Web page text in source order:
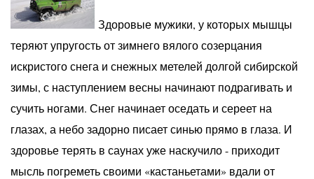
Здоровые мужики, у которых мышцы
теряют упругость от зимнего вялого созерцания
искристого снега и снежных метелей долгой сибирской
зимы, с наступлением весны начинают подрагивать и
сучить ногами. Снег начинает оседать и сереет на
глазах, а небо задорно писает синью прямо в глаза. И
здоровье терять в саунах уже наскучило - приходит
мысль погреметь своими «кастаньетами» вдали от